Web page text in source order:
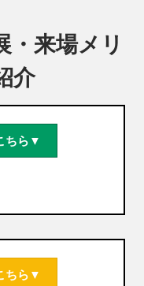
・来場メリ
介
ちら▼
ちら▼